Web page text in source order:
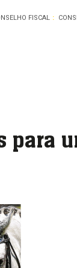
FISCAL
para